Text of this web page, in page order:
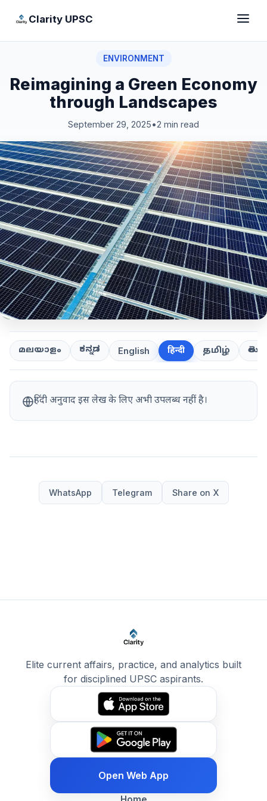
Clarity UPSC
ENVIRONMENT
Reimagining a Green Economy
through Landscapes
September 29, 2025•2 min read
മലയാളം ಕನ್ನಡ English हिन्दी தமிழ்
हिंदी अनुवाद इस लेख के लिए अभी उपलब्ध नहीं है।
WhatsApp Telegram Share on X
Elite current affairs, practice, and analytics built
for disciplined UPSC aspirants.
Open Web App